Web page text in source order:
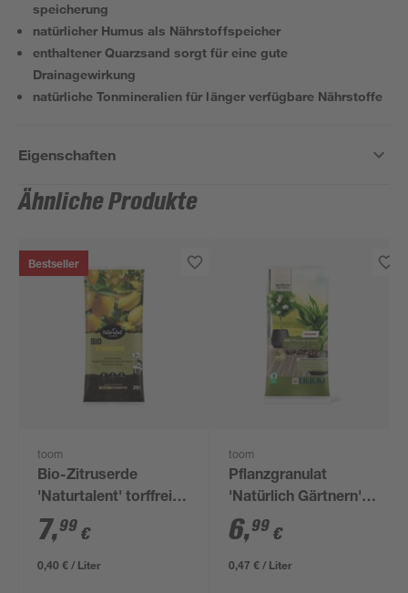
speicherung
natürlicher Humus als Nährstoffspeicher
enthaltener Quarzsand sorgt für eine gute
Drainagewirkung
natürliche Tonmineralien für länger verfügbare Nährstoffe
Eigenschaften
Ähnliche Produkte
Bestseller
toom
Bio-Zitruserde
'Naturtalent' torffrei
20 l
7,99 €
0,40 € / Liter
toom
Pflanzgranulat
'Natürlich Gärtnern'
15 l
6,99 €
0,47 € / Liter